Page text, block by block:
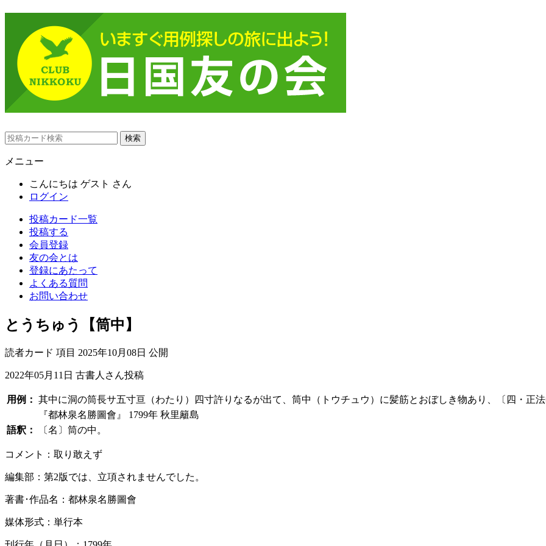
メニュー
こんにちは ゲスト さん
ログイン
投稿カード一覧
投稿する
会員登録
友の会とは
登録にあたって
よくある質問
お問い合わせ
とうちゅう【筒中】
読者カード 項目 2025年10月08日 公開
2022年05月11日 古書人さん投稿
用例： 其中に洞の筒長サ五寸亘（わたり）四寸許りなるが出て、筒中（トウチュウ）に髪筋とおぼしき物あり、〔四・正法
『都林泉名勝圖會』 1799年 秋里籬島
語釈：
〔名〕筒の中。
コメント：取り敢えず
編集部：第2版では、立項されませんでした。
著書･作品名：都林泉名勝圖會
媒体形式：単行本